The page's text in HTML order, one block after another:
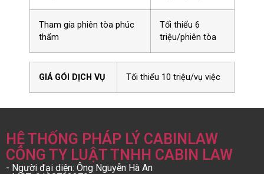
Tham gia phiên tòa phúc
thẩm
Tối thiểu 6
triệu/phiên tòa
GIÁ GÓI DỊCH VỤ Tối thiểu 10 triệu/vụ việc
HỆ THỐNG PHÁP LÝ CABINLAW
CÔNG TY LUẬT TNHH CABIN LAW
- Người đại diện: Ông Nguyễn Hà An